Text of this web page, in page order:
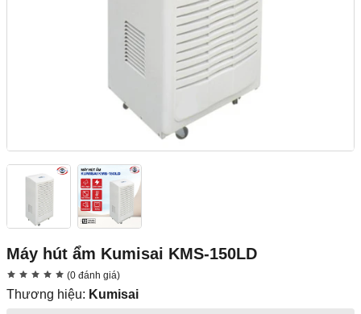
Máy hút ẩm Kumisai KMS-150LD
(0 đánh giá)
Thương hiệu: Kumisai